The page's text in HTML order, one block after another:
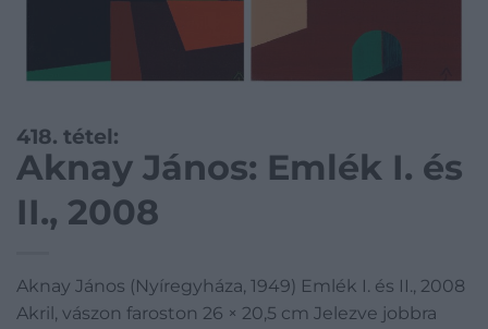
418. tétel:
Aknay János: Emlék I. és
II., 2008
Aknay János (Nyíregyháza, 1949) Emlék I. és II., 2008
Akril, vászon faroston 26 × 20,5 cm Jelezve jobbra